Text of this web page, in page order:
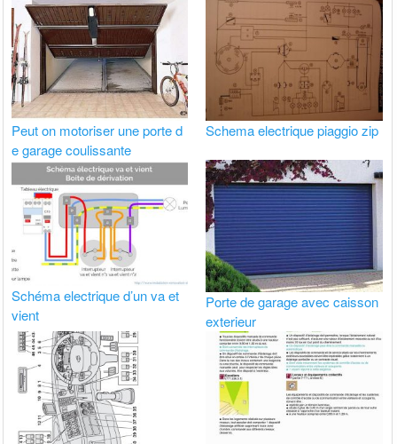
Peut on motoriser une porte d
e garage coulissante
Schema electrique piaggio zip
Schéma electrique d’un va et
vient
Porte de garage avec caisson
exterieur